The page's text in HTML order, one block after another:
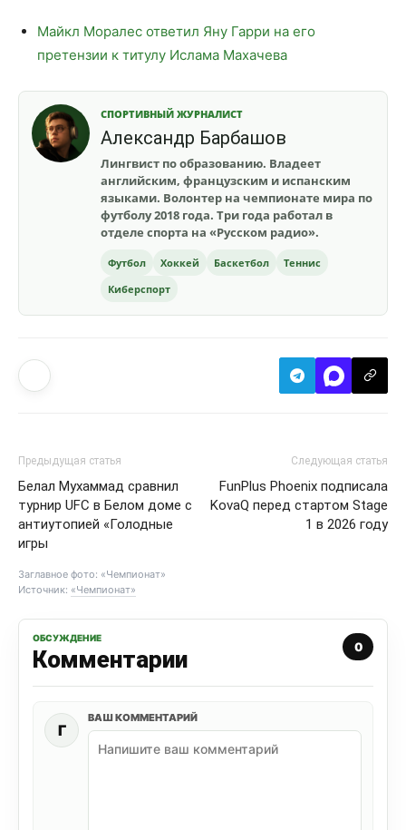
Майкл Моралес ответил Яну Гарри на его
претензии к титулу Ислама Махачева
СПОРТИВНЫЙ ЖУРНАЛИСТ
Александр Барбашов
Лингвист по образованию. Владеет
английским, французским и испанским
языками. Волонтер на чемпионате мира по
футболу 2018 года. Три года работал в
отделе спорта на «Русском радио».
Футбол Хоккей Баскетбол
Теннис
Киберспорт
Предыдущая статья
Белал Мухаммад сравнил
турнир UFC в Белом доме с
антиутопией «Голодные
игры
Следующая статья
FunPlus Phoenix подписала
KovaQ перед стартом Stage
1 в 2026 году
Заглавное фото: «Чемпионат»
Источник: «Чемпионат»
ОБСУЖДЕНИЕ
Комментарии 0
Г
ВАШ КОММЕНТАРИЙ